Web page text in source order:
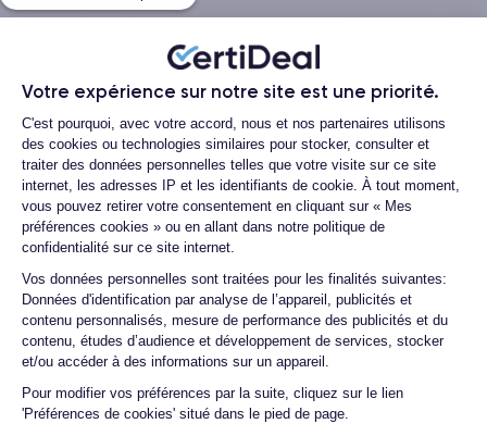
Votre expérience sur notre site est une priorité.
Plateforme de Gestion du
C'est pourquoi, avec votre accord, nous et nos partenaires utilisons
des cookies ou technologies similaires pour stocker, consulter et
traiter des données personnelles telles que votre visite sur ce site
internet, les adresses IP et les identifiants de cookie. À tout moment,
vous pouvez retirer votre consentement en cliquant sur « Mes
préférences cookies » ou en allant dans notre politique de
confidentialité sur ce site internet.
Vos données personnelles sont traitées pour les finalités suivantes:
Données d'identification par analyse de l’appareil, publicités et
contenu personnalisés, mesure de performance des publicités et du
contenu, études d’audience et développement de services, stocker
et/ou accéder à des informations sur un appareil.
Pour modifier vos préférences par la suite, cliquez sur le lien
'Préférences de cookies' situé dans le pied de page.
Axeptio consent
Paiement 100% sécurisé
Qui sommes-nous ?
Démocratiser le reconditionné
Visitez notre atelier
iPhone à 60€